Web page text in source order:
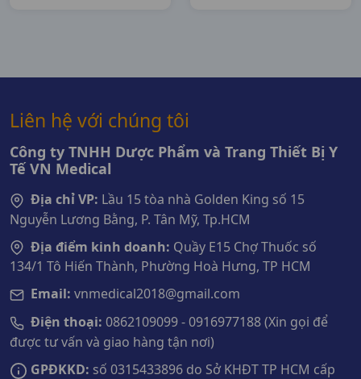
Liên hệ với chúng tôi
Công ty TNHH Dược Phẩm và Trang Thiết Bị Y
Tế VN Medical
Địa chỉ VP: Lầu 15 tòa nhà Golden King số 15
Nguyễn Lương Bằng, P. Tân Mỹ, Tp.HCM
Địa điểm kinh doanh: Quầy E15 Chợ Thuốc số
134/1 Tô Hiến Thành, Phường Hoà Hưng, TP HCM
Email: vnmedical2018@gmail.com
Điện thoại: 0862109099 - 0916977188 (Xin gọi để
được tư vấn và giao hàng tận nơi)
GPĐKKD: số 0315433896 do Sở KHĐT TP HCM cấp